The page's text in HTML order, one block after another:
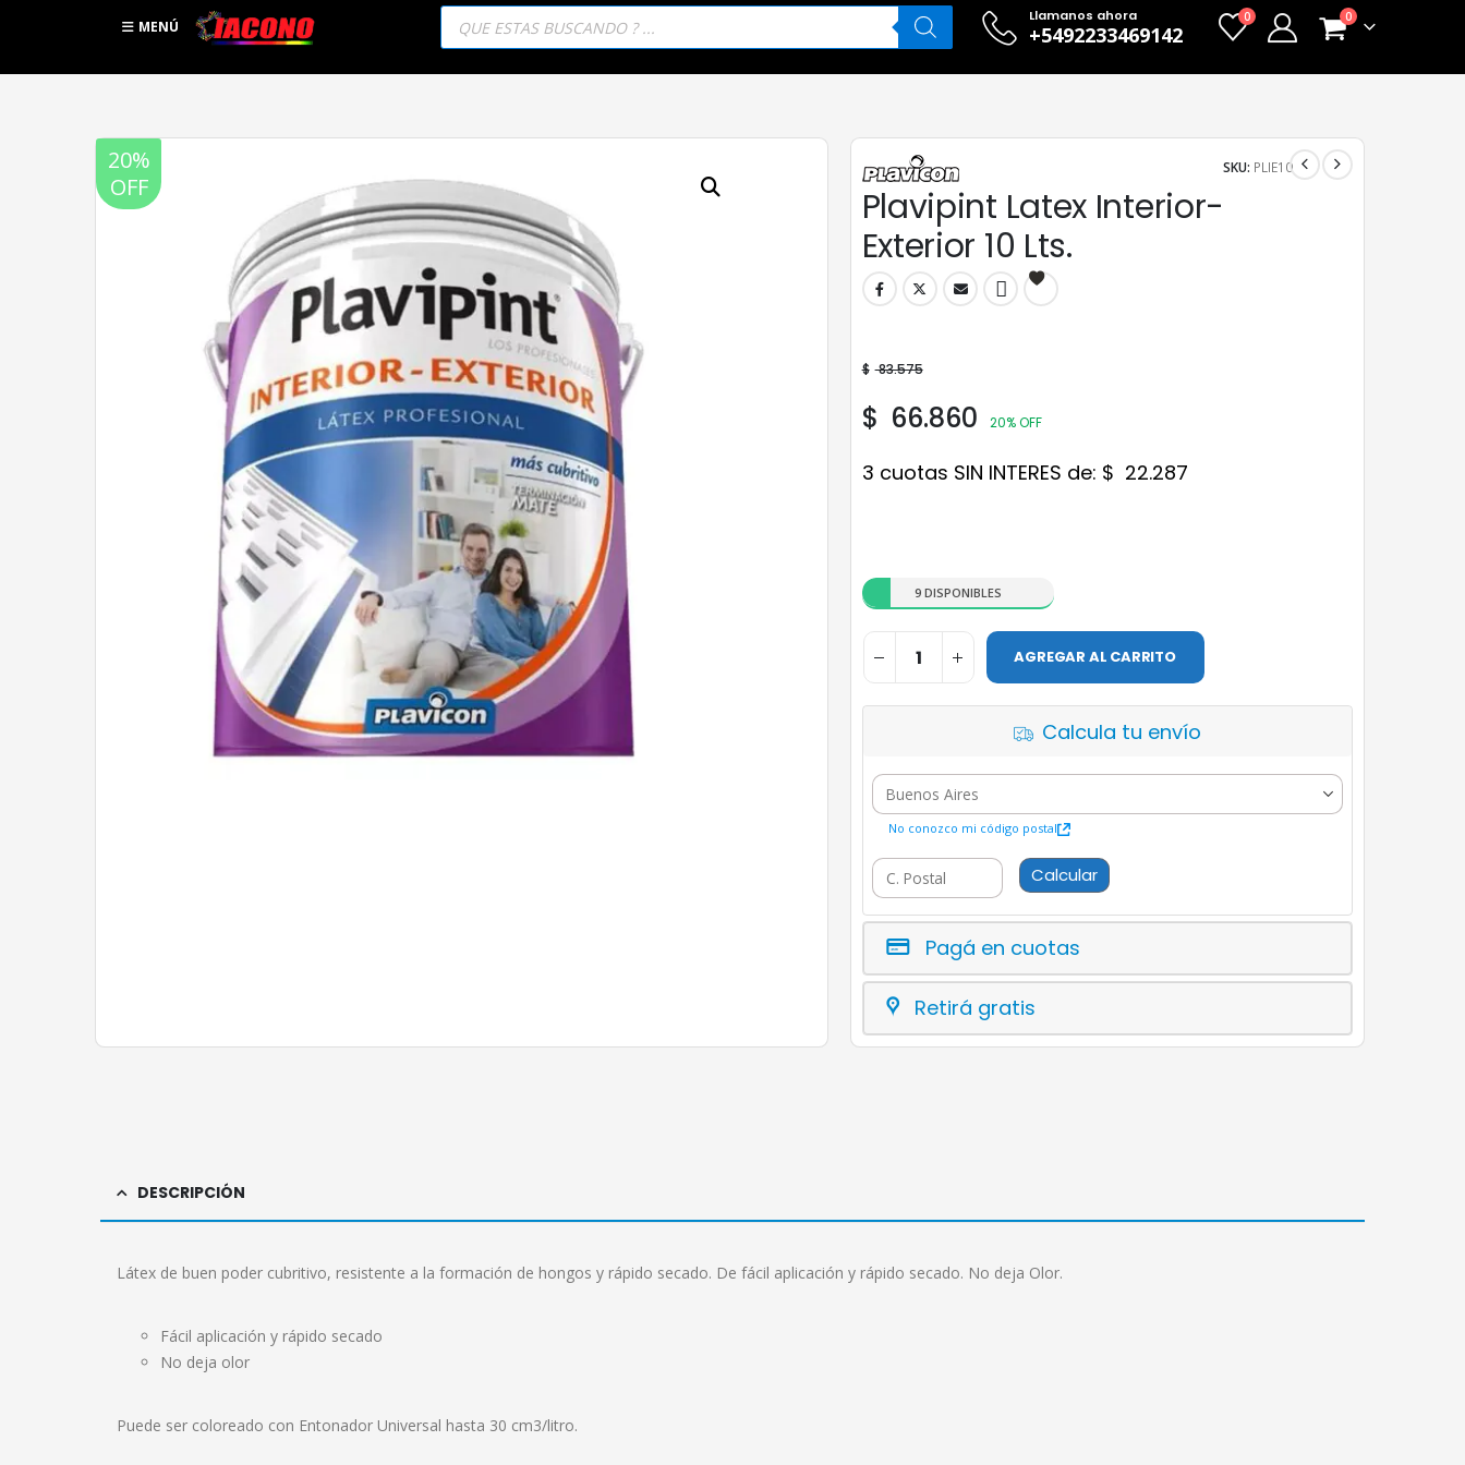
MENÚ
Búsqueda
productos
Llamanos ahora
+5492233469142
0 0
20%
OFF
Plavipint Latex Interior-
Exterior 10 Lts.
SKU: PLIE10
$ 83.575
$ 66.860 20% OFF
3 cuotas SIN INTERES de: $ 22.287
9 DISPONIBLES
AGREGAR AL CARRITO
Calcula tu envío
No conozco mi código postal
Calcular
Pagá en cuotas
Retirá gratis
DESCRIPCIÓN
Látex de buen poder cubritivo, resistente a la formación de hongos y rápido secado. De fácil aplicación y rápido secado. No deja Olor.
Fácil aplicación y rápido secado
No deja olor
Puede ser coloreado con Entonador Universal hasta 30 cm3/litro.